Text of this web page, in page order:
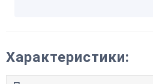
Характеристики: